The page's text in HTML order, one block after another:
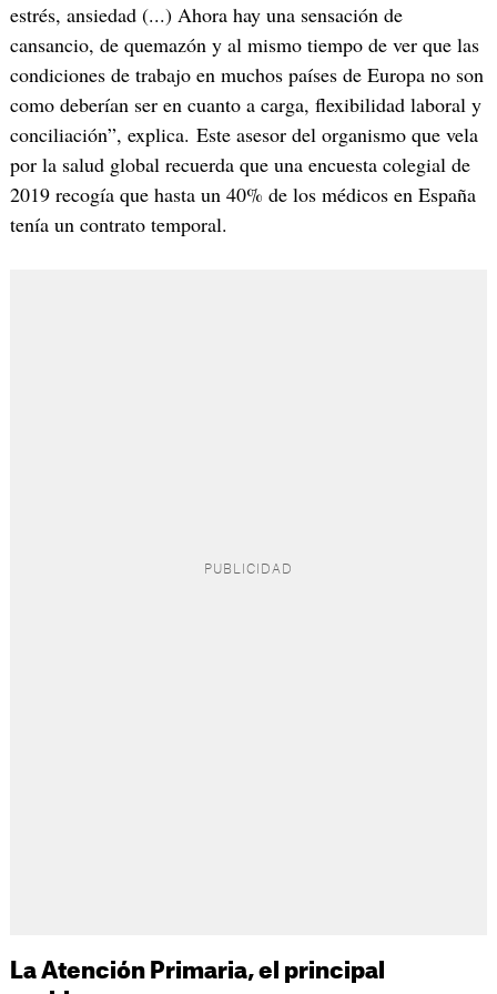
estrés, ansiedad (...) Ahora hay una sensación de
cansancio, de quemazón y al mismo tiempo de ver que las
condiciones de trabajo en muchos países de Europa no son
como deberían ser en cuanto a carga, flexibilidad laboral y
conciliación”, explica. Este asesor del organismo que vela
por la salud global recuerda que una encuesta colegial de
2019 recogía que hasta un 40% de los médicos en España
tenía un contrato temporal.
La Atención Primaria, el principal